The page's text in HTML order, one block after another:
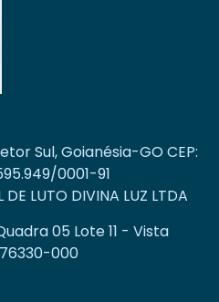
Sul, Goianésia-GO CEP:
0001-91
LUTO DIVINA LUZ LTDA
05 Lote 11 - Vista
000